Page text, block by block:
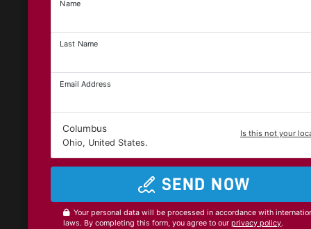
Name
Last Name
Email Address
Columbus
Ohio, United States.
Is this not your
SEND NOW
Your personal data will be processed in accordance with
laws. By completing this form, you agree to ourprivacy policy.